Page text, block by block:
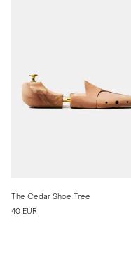
The Cedar Shoe Tree
40 EUR